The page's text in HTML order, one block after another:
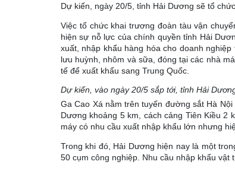
Dự kiến, ngày 20/5, tỉnh Hải Dương sẽ tổ
Việc tổ chức khai trương đoàn tàu vận
hiện sự nỗ lực của chính quyền tỉnh Hải
xuất, nhập khẩu hàng hóa cho doanh
lưu huỳnh, nhôm và sữa, đóng tại các nhà
tế để xuất khẩu sang Trung Quốc.
Dự kiến, vào ngày 20/5 sắp tới, tỉnh Hải
Ga Cao Xá nằm trên tuyến đường sắt Hà
Dương khoảng 5 km, cách cảng Tiên Kiều
máy có nhu cầu xuất nhập khẩu lớn nhưng
Trong khi đó, Hải Dương hiện nay là một
50 cụm công nghiệp. Nhu cầu nhập khẩu vật